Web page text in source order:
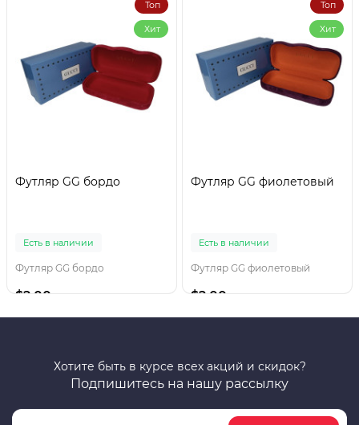
Топ
Хит
Футляр GG бордо
Есть в наличии
Футляр GG бордо
$2.00
Топ
Хит
Футляр GG фиолетовый
Есть в наличии
Футляр GG фиолетовый
$2.00
Хотите быть в курсе всех акций и скидок?
Подпишитесь на нашу рассылку